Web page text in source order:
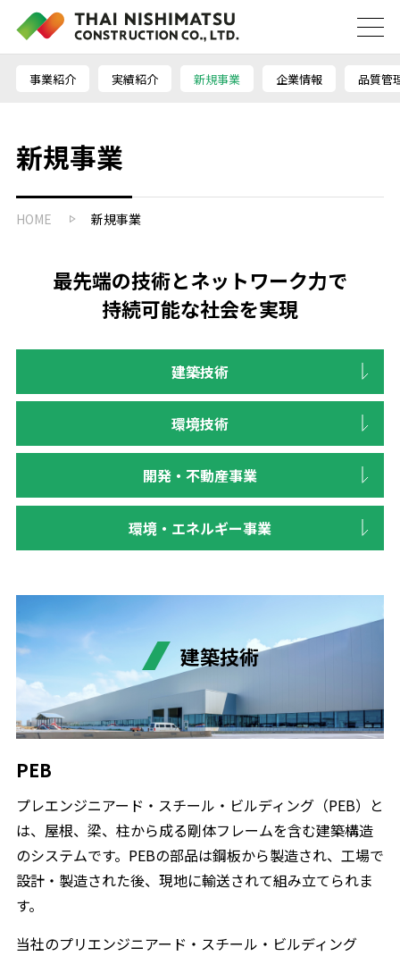
事業紹介 実績紹介 新規事業 企業情報 品質管
新規事業
HOME 新規事業
最先端の技術とネットワーク力で
持続可能な社会を実現
建築技術
環境技術
開発・不動産事業
環境・エネルギー事業
建築技術
PEB
プレエンジニアード・スチール・ビルディング（PEB）と
は、屋根、梁、柱から成る剛体フレームを含む建築構造
のシステムです。PEBの部品は鋼板から製造され、工場で
設計・製造された後、現地に輸送されて組み立てられま
す。
当社のプリエンジニアード・スチール・ビルディング